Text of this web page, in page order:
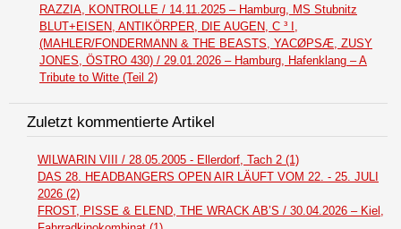
RAZZIA, KONTROLLE / 14.11.2025 – Hamburg, MS Stubnitz
BLUT+EISEN, ANTIKÖRPER, DIE AUGEN, C ³ I,
(MAHLER/FONDERMANN & THE BEASTS, YACØPSÆ, ZUSY
JONES, ÖSTRO 430) / 29.01.2026 – Hamburg, Hafenklang – A
Tribute to Witte (Teil 2)
Zuletzt kommentierte Artikel
WILWARIN VIII / 28.05.2005 - Ellerdorf, Tach 2 (1)
DAS 28. HEADBANGERS OPEN AIR LÄUFT VOM 22. - 25. JULI
2026 (2)
FROST, PISSE & ELEND, THE WRACK AB’S / 30.04.2026 – Kiel,